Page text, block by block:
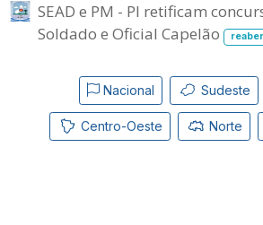
SEAD e PM - PI retificam
Soldado e Oficial Capelão
Nacional Sudeste
Centro-Oeste Norte